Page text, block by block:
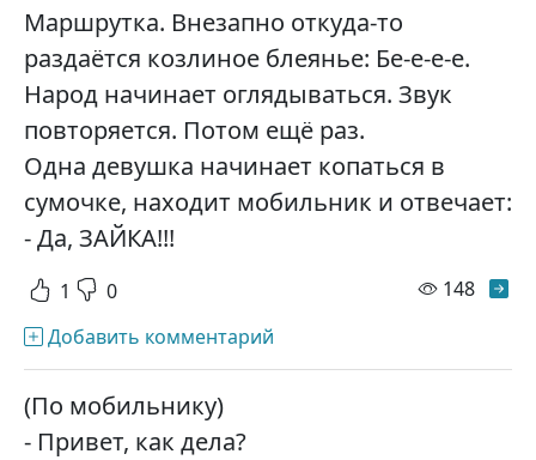
Маршрутка. Внезапно откуда-то
раздаётся козлиное блеянье: Бе-е-е-е.
Народ начинает оглядываться. Звук
повторяется. Потом ещё раз.
Одна девушка начинает копаться в
сумочке, находит мобильник и отвечает:
- Да, ЗАЙКА!!!
1 0 148
Добавить комментарий
(По мобильнику)
- Привет, как дела?